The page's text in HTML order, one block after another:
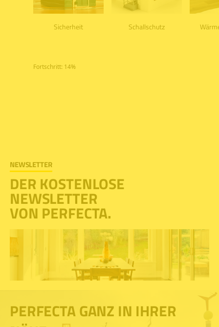
NEWSLETTER
DER KOSTENLOSE
NEWSLETTER
VON PERFECTA.
PERFECTA GANZ IN IHRER